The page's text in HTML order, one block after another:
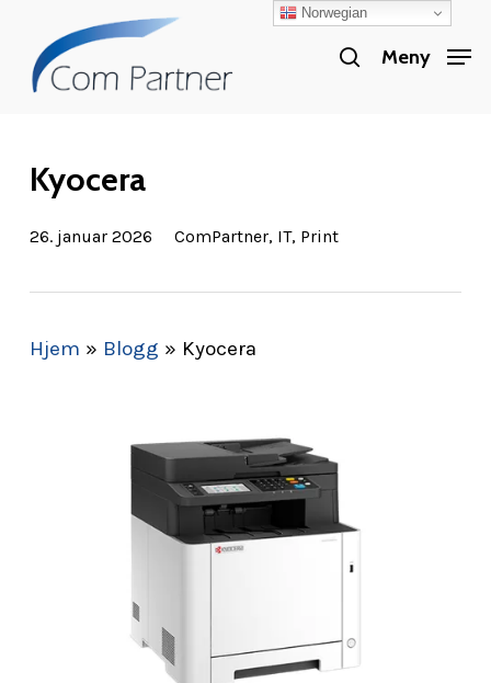
main
search
Meny
Kyocera
26. januar 2026 ComPartner, IT, Print
Hjem » Blogg » Kyocera
Close
Norwegian